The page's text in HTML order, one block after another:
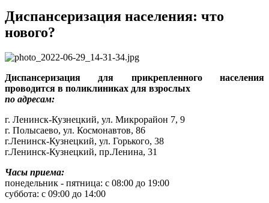
Диспансеризация населения: что
нового?
Диспансеризация для прикрепленного населения
проводится в поликлиниках для взрослых
по адресам:
г. Ленинск-Кузнецкий, ул. Микрорайон 7, 9
г. Полысаево, ул. Космонавтов, 86
г.Ленинск-Кузнецкий, ул. Горького, 38
г.Ленинск-Кузнецкий, пр.Ленина, 31
Часы приема:
понедельник - пятница: с 08:00 до 19:00
суббота: с 09:00 до 14:00